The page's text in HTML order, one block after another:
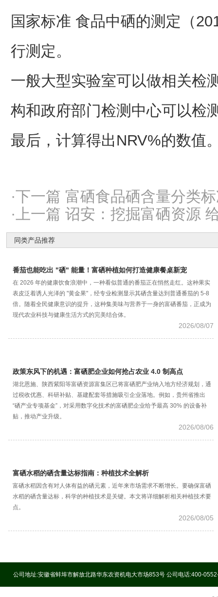
国家标准 食品中硒的测定（
行测定。
一般大型实验室可以做相关检
构和政府部门检测中心可以检
最后，计算得出NRV%的数值
·下一篇 富硒食品硒含量分类
·上一篇 诏安：挖掘富硒资源
同类产品推荐
番茄也能吃出 "硒" 能量！富硒种植如何打造健康餐桌新宠
在 2026 年的健康饮食浪潮中，一种看似普通的番茄正在悄然走红。这种果实
表皮泛着诱人光泽的 "黄金果"，经专业检测显示其硒含量达到普通番茄的 5-8
倍。随着全民健康意识的提升，这种集美味与营养于一身的富硒番茄，正成为
现代农业科技与健康生活方式的完美结合体。
2026/08/07
政策东风下的机遇：富硒肥企业如何抢占农业 4.0 制高点
湖北恩施、陕西紫阳等富硒资源富集区已将富硒肥产业纳入地方经济规划，通
过税收优惠、科研补贴、基建配套等措施吸引企业落地。例如，贵州省推出
“硒产业专项基金”，对采用数字化技术的富硒肥企业给予最高 30% 的设备补
贴，推动产业升级。
2026/08/06
富硒水稻的硒含量达标指南：种植技术全解析
富硒水稻因含有对人体有益的硒元素，近年来市场需求不断增长。要确保富硒
水稻的硒含量达标，科学的种植技术是关键。本文将详细解析相关种植技术要
点。
2026/08/05
公司地址:安徽省蚌埠市解放北路华东农资机电大市场853号 公司电话:400-